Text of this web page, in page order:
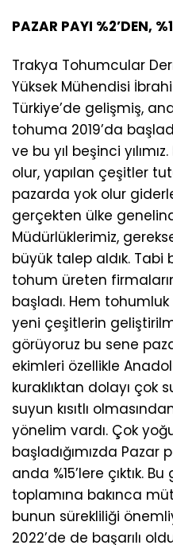
PAZAR PAYI %2’DEN,
Trakya Tohumcular
Yüksek Mühendisi
Türkiye’de gelişmiş,
tohuma 2019’da
ve bu yıl beşinci
olur, yapılan çeşitler
pazarda yok olur
gerçekten ülke
Müdürlüklerimiz,
büyük talep aldık. Tabi
tohum üreten
başladı. Hem
yeni çeşitlerin
görüyoruz bu sene
ekimleri özellikle
kuraklıktan dolayı çok
suyun kısıtlı
yönelim vardı. Çok
başladığımızda Pazar
anda %15’lere çıktık.
toplamına bakınca
bunun sürekliliği
2022’de de başarılı